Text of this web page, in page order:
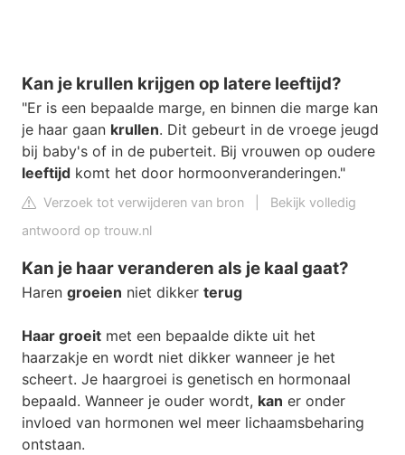
Kan je krullen krijgen op latere leeftijd?
"Er is een bepaalde marge, en binnen die marge kan
je haar gaan krullen. Dit gebeurt in de vroege jeugd
bij baby's of in de puberteit. Bij vrouwen op oudere
leeftijd komt het door hormoonveranderingen."
Verzoek tot verwijderen van bron
Bekijk volledig
antwoord op trouw.nl
Kan je haar veranderen als je kaal gaat?
Haren groeien niet dikker terug
Haar groeit met een bepaalde dikte uit het
haarzakje en wordt niet dikker wanneer je het
scheert. Je haargroei is genetisch en hormonaal
bepaald. Wanneer je ouder wordt, kan er onder
invloed van hormonen wel meer lichaamsbeharing
ontstaan.